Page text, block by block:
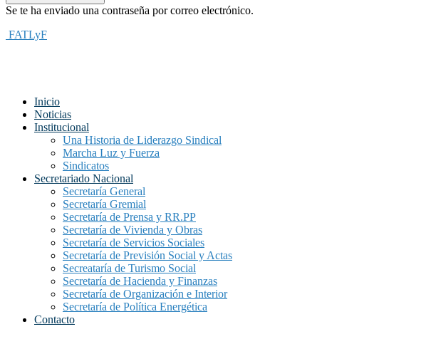
Se te ha enviado una contraseña por correo electrónico.
FATLyF
Inicio
Noticias
Institucional
Una Historia de Liderazgo Sindical
Marcha Luz y Fuerza
Sindicatos
Secretariado Nacional
Secretaría General
Secretaría Gremial
Secretaría de Prensa y RR.PP
Secretaría de Vivienda y Obras
Secretaría de Servicios Sociales
Secretaría de Previsión Social y Actas
Secreataría de Turismo Social
Secretaría de Hacienda y Finanzas
Secretaría de Organización e Interior
Secretaría de Política Energética
Contacto